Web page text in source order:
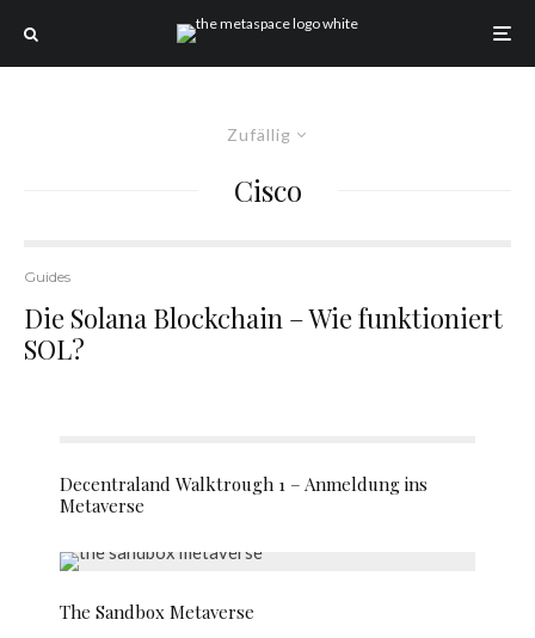
Zufällig
Cisco
Guides
Die Solana Blockchain – Wie funktioniert
SOL?
Decentraland Walktrough 1 – Anmeldung ins
Metaverse
The Sandbox Metaverse